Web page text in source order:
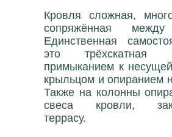
Кровля сложная,
сопряжённая между
Единственная
это
примыканием к
крыльцом и опиранием
Также на колонны
свеса кровли,
террасу.